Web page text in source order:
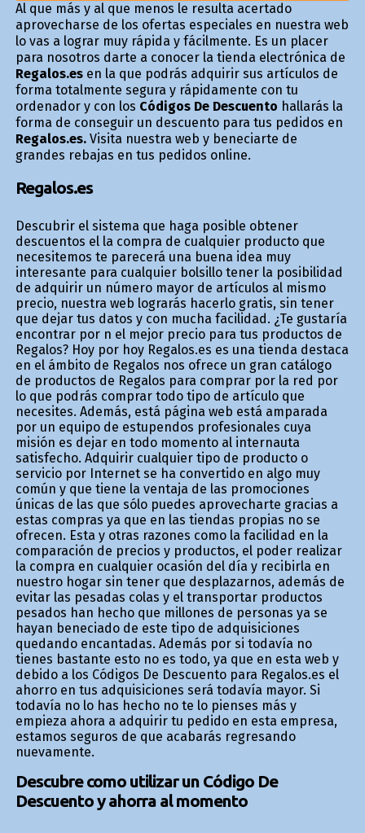
Al que más y al que menos le resulta acertado
aprovecharse de los ofertas especiales en nuestra web
lo vas a lograr muy rápida y fácilmente. Es un placer
para nosotros darte a conocer la tienda electrónica de
Regalos.esen la que podrás adquirir sus artículos de
forma totalmente segura y rápidamente con tu
ordenador y con los Códigos De Descuento hallarás la
forma de conseguir un descuento para tus pedidos en
Regalos.es.Visita nuestra web y beneficiarte de
grandes rebajas en tus pedidos online.
Regalos.es
Descubrir el sistema que haga posible obtener
descuentos el la compra de cualquier producto que
necesitemos te parecerá una buena idea muy
interesante para cualquier bolsillo tener la posibilidad
de adquirir un número mayor de artículos al mismo
precio, nuestra web lograrás hacerlo gratis, sin tener
que dejar tus datos y con mucha facilidad. ¿Te gustaría
encontrar por fin el mejor precio para tus productos de
Regalos? Hoy por hoy Regalos.es es una tienda destaca
en el ámbito de Regalos nos ofrece un gran catálogo
de productos de Regalos para comprar por la red por
lo que podrás comprar todo tipo de artículo que
necesites. Además, está página web está amparada
por un equipo de estupendos profesionales cuya
misión es dejar en todo momento al internauta
satisfecho. Adquirir cualquier tipo de producto o
servicio por Internet se ha convertido en algo muy
común y que tiene la ventaja de las promociones
únicas de las que sólo puedes aprovecharte gracias a
estas compras ya que en las tiendas propias no se
ofrecen. Esta y otras razones como la facilidad en la
comparación de precios y productos, el poder realizar
la compra en cualquier ocasión del día y recibirla en
nuestro hogar sin tener que desplazarnos, además de
evitar las pesadas colas y el transportar productos
pesados han hecho que millones de personas ya se
hayan beneficiado de este tipo de adquisiciones
quedando encantadas. Además por si todavía no
tienes bastante esto no es todo, ya que en esta web y
debido a los Códigos De Descuento para Regalos.es el
ahorro en tus adquisiciones será todavía mayor. Si
todavía no lo has hecho no te lo pienses más y
empieza ahora a adquirir tu pedido en esta empresa,
estamos seguros de que acabarás regresando
nuevamente.
Descubre como utilizar un Código De
Descuento y ahorra al momento